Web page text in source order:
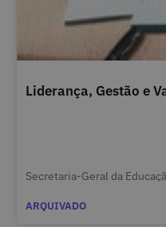
Liderança, Gestão e
Secretaria-Geral da
ARQUIVADO